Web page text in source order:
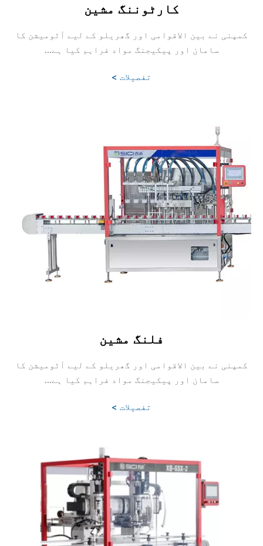
کارٹوننگ مشین
کمپنی نے بین الاقوامی اور گھریلو کے لیے آٹومیشن کا
سامان اور پیکیجنگ مواد فراہم کیا ہے...
تفصیلات >
فلنگ مشین
کمپنی نے بین الاقوامی اور گھریلو کے لیے آٹومیشن کا
سامان اور پیکیجنگ مواد فراہم کیا ہے...
تفصیلات >